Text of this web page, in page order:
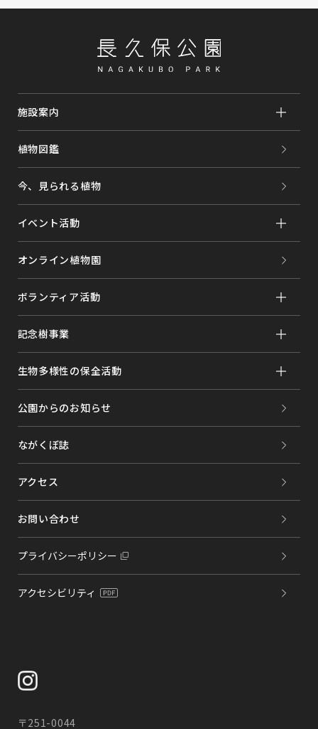
施設案内
植物図鑑
今、見られる植物
イベント活動
オンライン植物園
ボランティア活動
記念樹事業
生物多様性の保全活動
公園からのお知らせ
ながくぼ誌
アクセス
お問い合わせ
プライバシーポリシー
アクセシビリティ
〒251-0044